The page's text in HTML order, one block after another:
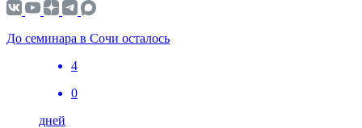
До семинара в Сочи осталось
4
0
дней